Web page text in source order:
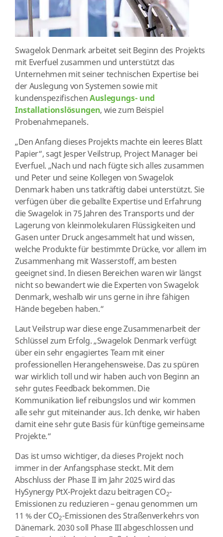
Swagelok Denmark arbeitet seit Beginn des Projekts
mit Everfuel zusammen und unterstützt das
Unternehmen mit seiner technischen Expertise bei
der Auslegung von Systemen sowie mit
kundenspezifischenAuslegungs- und
Installationslösungen, wie zum Beispiel
Probenahmepanels.
„Den Anfang dieses Projekts machte ein leeres Blatt
Papier“, sagt Jesper Veilstrup, Project Manager bei
Everfuel. „Nach und nach fügte sich alles zusammen
und Peter und seine Kollegen von Swagelok
Denmark haben uns tatkräftig dabei unterstützt. Sie
verfügen über die geballte Expertise und Erfahrung
die Swagelok in 75 Jahren des Transports und der
Lagerung von kleinmolekularen Flüssigkeiten und
Gasen unter Druck angesammelt hat und wissen,
welche Produkte für bestimmte Drücke, vor allem im
Zusammenhang mit Wasserstoff, am besten
geeignet sind. In diesen Bereichen waren wir längst
nicht so bewandert wie die Experten von Swagelok
Denmark, weshalb wir uns gerne in ihre fähigen
Hände begeben haben.“
Laut Veilstrup war diese enge Zusammenarbeit der
Schlüssel zum Erfolg. „Swagelok Denmark verfügt
über ein sehr engagiertes Team mit einer
professionellen Herangehensweise. Das zu spüren
war wirklich toll und wir haben auch von Beginn an
sehr gutes Feedback bekommen. Die
Kommunikation lief reibungslos und wir kommen
alle sehr gut miteinander aus. Ich denke, wir haben
damit eine sehr gute Basis für künftige gemeinsame
Projekte.“
Das ist umso wichtiger, da dieses Projekt noch
immer in der Anfangsphase steckt. Mit dem
Abschluss der Phase II im Jahr 2025 wird das
HySynergy PtX-Projekt dazu beitragen CO2-
Emissionen zu reduzieren – genau genommen um
11 % der CO2-Emissionen des Straßenverkehrs von
Dänemark. 2030 soll Phase III abgeschlossen und